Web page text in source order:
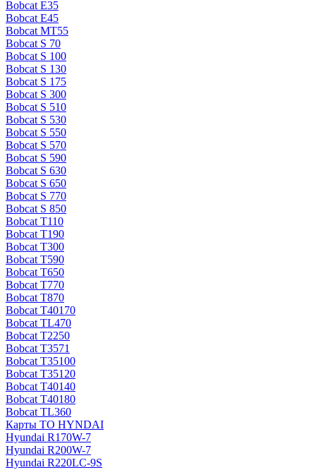
Bobcat E35
Bobcat E45
Bobcat MT55
Bobcat S 70
Bobcat S 100
Bobcat S 130
Bobcat S 175
Bobcat S 300
Bobcat S 510
Bobcat S 530
Bobcat S 550
Bobcat S 570
Bobcat S 590
Bobcat S 630
Bobcat S 650
Bobcat S 770
Bobcat S 850
Bobcat T110
Bobcat T190
Bobcat T300
Bobcat T590
Bobcat T650
Bobcat T770
Bobcat T870
Bobcat T40170
Bobcat TL470
Bobcat Т2250
Bobcat Т3571
Bobcat Т35100
Bobcat Т35120
Bobcat Т40140
Bobcat Т40180
Bobcat ТL360
Карты ТО HYNDAI
Hyundai R170W-7
Hyundai R200W-7
Hyundai R220LC-9S